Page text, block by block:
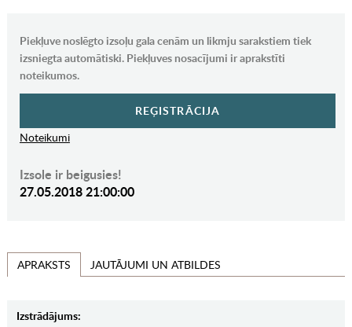
Piekļuve noslēgto izsoļu gala cenām un likmju sarakstiem tiek
izsniegta automātiski. Piekļuves nosacījumi ir aprakstīti
noteikumos.
REĢISTRĀCIJA
Noteikumi
Izsole ir beigusies!
27.05.2018 21:00:00
APRAKSTS JAUTĀJUMI UN ATBILDES
Izstrādājums: